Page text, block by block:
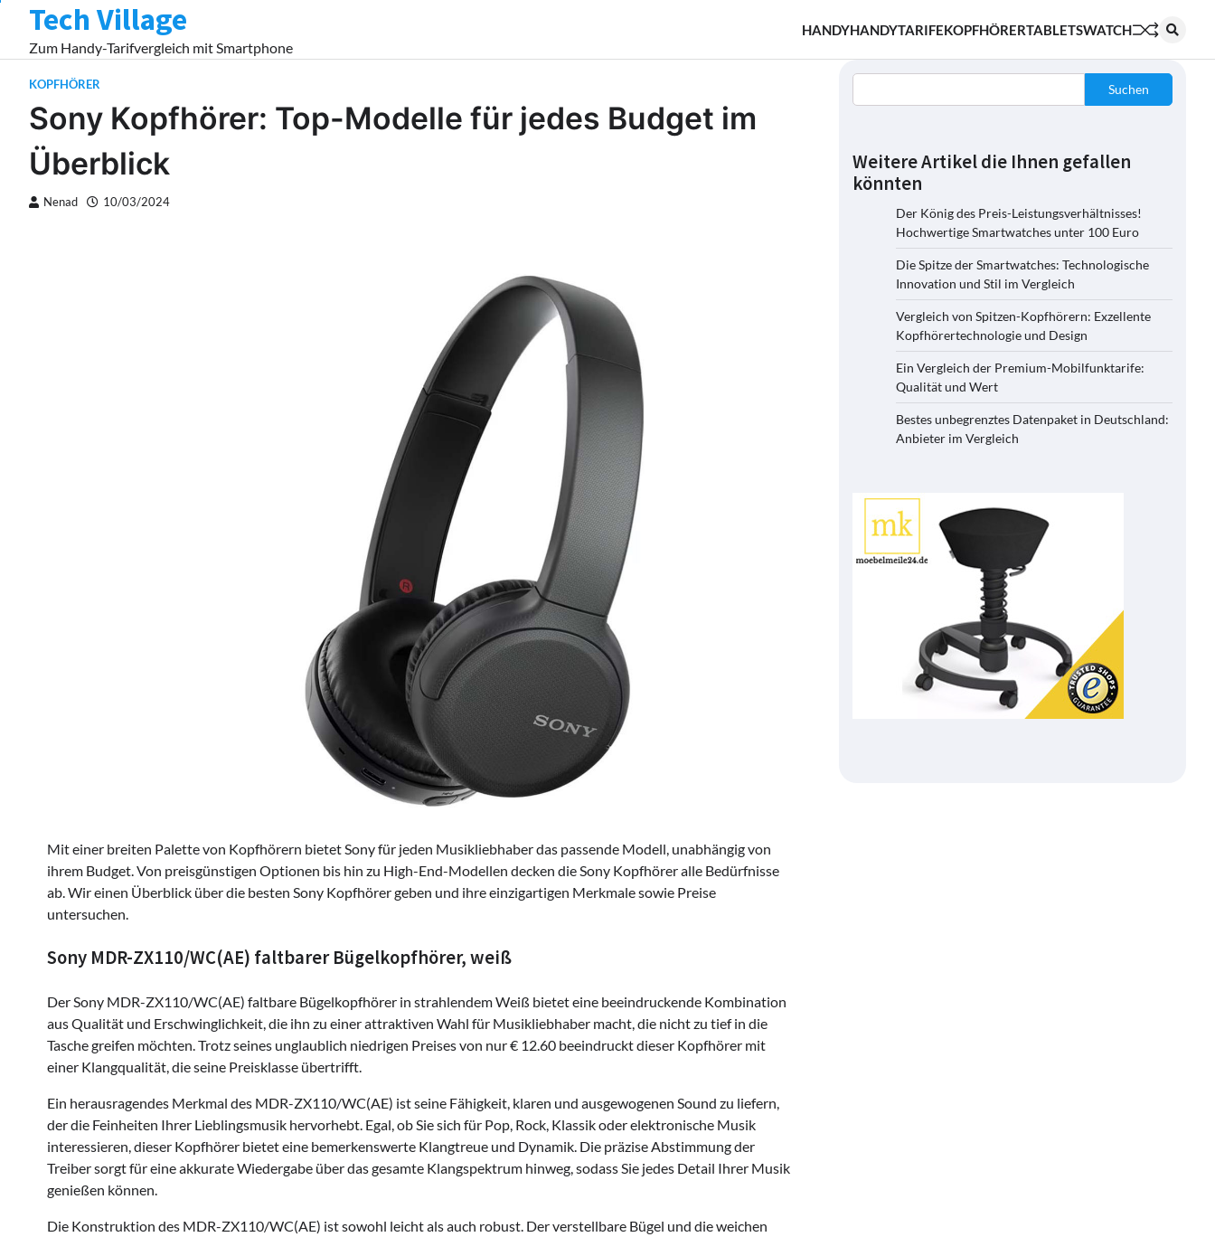
content
Tech Village
Zum Handy-Tarifvergleich mit Smartphone
HANDYHANDYTARIFEKOPFHÖRERTABLETSWATCH
KOPFHÖRER
Sony Kopfhörer: Top-Modelle für jedes Budget im
Überblick
Nenad 10/03/2024
Mit einer breiten Palette von Kopfhörern bietet Sony für jeden Musikliebhaber das passende Modell, unabhängig von
ihrem Budget. Von preisgünstigen Optionen bis hin zu High-End-Modellen decken die Sony Kopfhörer alle Bedürfnisse
ab. Wir einen Überblick über die besten Sony Kopfhörer geben und ihre einzigartigen Merkmale sowie Preise
untersuchen.
Sony MDR-ZX110/WC(AE) faltbarer Bügelkopfhörer, weiß
Der Sony MDR-ZX110/WC(AE) faltbare Bügelkopfhörer in strahlendem Weiß bietet eine beeindruckende Kombination
aus Qualität und Erschwinglichkeit, die ihn zu einer attraktiven Wahl für Musikliebhaber macht, die nicht zu tief in die
Tasche greifen möchten. Trotz seines unglaublich niedrigen Preises von nur € 12.60 beeindruckt dieser Kopfhörer mit
einer Klangqualität, die seine Preisklasse übertrifft.
Ein herausragendes Merkmal des MDR-ZX110/WC(AE) ist seine Fähigkeit, klaren und ausgewogenen Sound zu liefern,
der die Feinheiten Ihrer Lieblingsmusik hervorhebt. Egal, ob Sie sich für Pop, Rock, Klassik oder elektronische Musik
interessieren, dieser Kopfhörer bietet eine bemerkenswerte Klangtreue und Dynamik. Die präzise Abstimmung der
Treiber sorgt für eine akkurate Wiedergabe über das gesamte Klangspektrum hinweg, sodass Sie jedes Detail Ihrer Musik
genießen können.
Die Konstruktion des MDR-ZX110/WC(AE) ist sowohl leicht als auch robust. Der verstellbare Bügel und die weichen
Suchen
Weitere Artikel die Ihnen gefallen
könnten
Der König des Preis-Leistungsverhältnisses!
Hochwertige Smartwatches unter 100 Euro
Die Spitze der Smartwatches: Technologische
Innovation und Stil im Vergleich
Vergleich von Spitzen-Kopfhörern: Exzellente
Kopfhörertechnologie und Design
Ein Vergleich der Premium-Mobilfunktarife:
Qualität und Wert
Bestes unbegrenztes Datenpaket in Deutschland:
Anbieter im Vergleich